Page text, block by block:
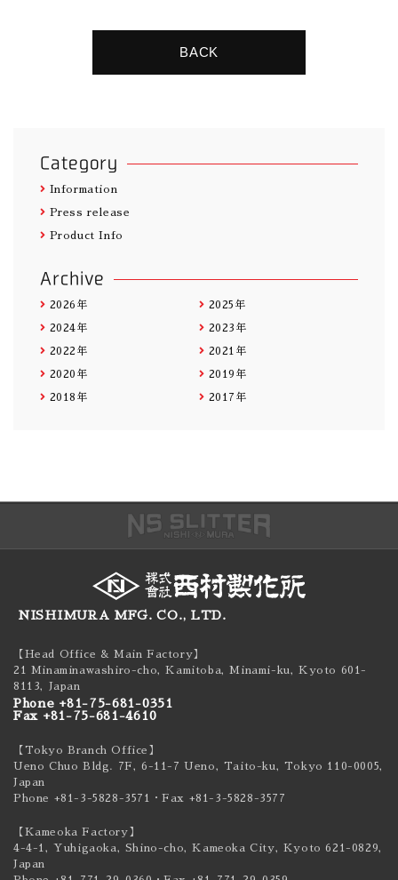
BACK
Category
Information
Press release
Product Info
Archive
2026年 2025年
2024年 2023年
2022年 2021年
2020年 2019年
2018年 2017年
NISHIMURA MFG. CO., LTD.
【Head Office & Main Factory】
21 Minaminawashiro-cho, Kamitoba, Minami-ku,Kyoto 601-
8113, Japan
Phone +81-75-681-0351
Fax +81-75-681-4610
【Tokyo Branch Office】
Ueno Chuo Bldg. 7F, 6-11-7 Ueno, Taito-ku, Tokyo 110-0005,
Japan
Phone +81-3-5828-3571
・Fax +81-3-5828-3577
【Kameoka Factory】
4-4-1, Yuhigaoka, Shino-cho, Kameoka City, Kyoto 621-0829,
Japan